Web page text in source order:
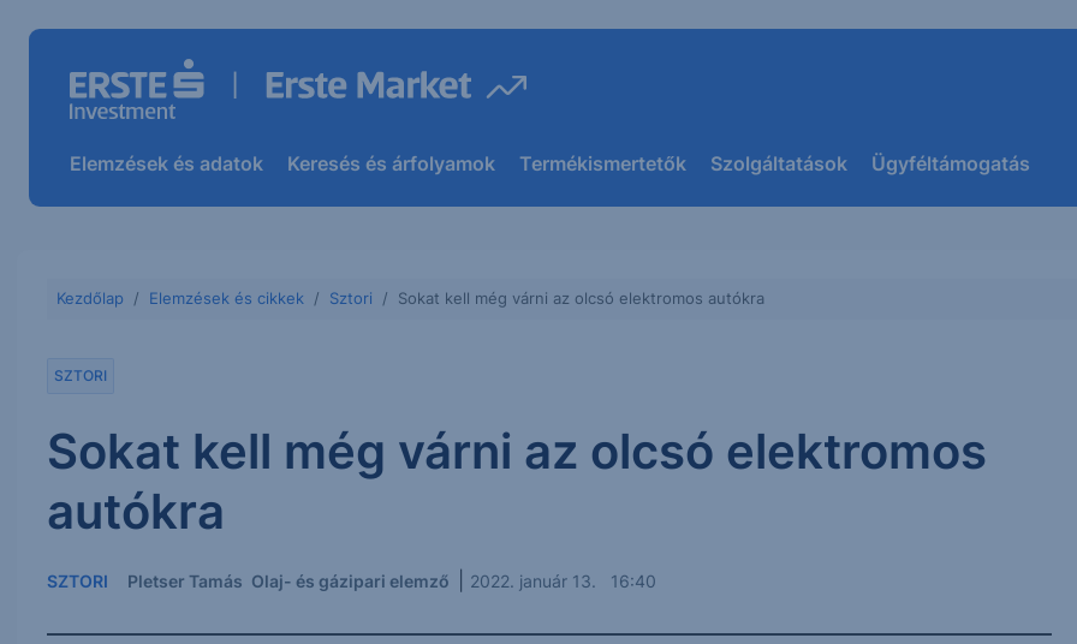
Elemzések és adatok Keresés és árfolyamok Termékismertetők Szolgáltatások Ügyféltámogatás
Kezdőlap Elemzések és cikkek Sztori Sokat kell még várni az olcsó elektromos autókra
SZTORI
Sokat kell még várni az olcsó elektromos
autókra
SZTORI Pletser Tamás Olaj- és gázipari elemző 2022. január 13. 16:40